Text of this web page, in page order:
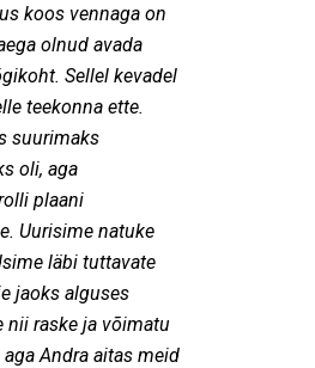
koos vennaga on
olnud avada
Sellel kevadel
teekonna ette.
suurimaks
oli, aga
plaani
Uurisime natuke
läbi tuttavate
jaoks alguses
nii raske ja võimatu
Andra aitas meid